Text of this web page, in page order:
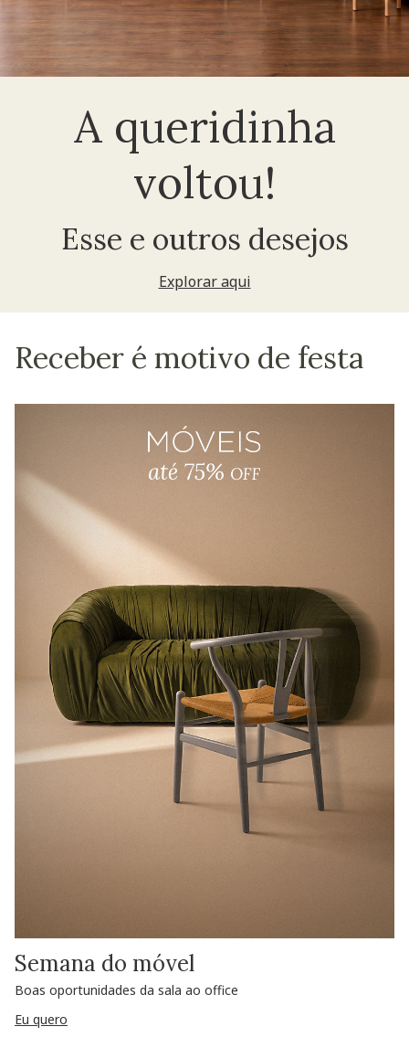
A queridinha
voltou!
Esse e outros desejos
Explorar aqui
Receber é motivo de festa
Semana do móvel
Boas oportunidades da sala ao office
Eu quero